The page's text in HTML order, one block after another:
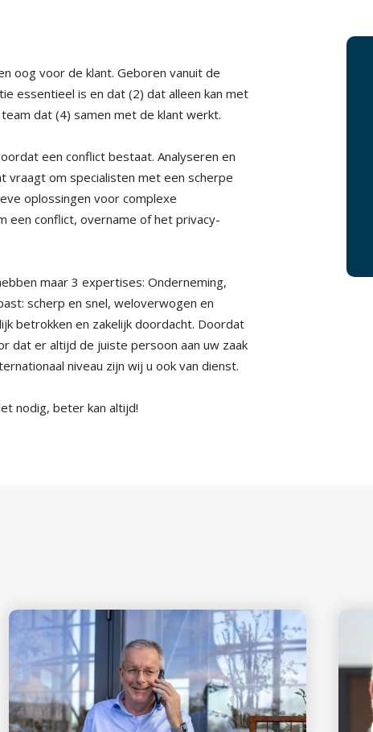
oog voor de klant. Geboren vanuit de
essentieel is en dat (2) dat alleen kan met
dat (4) samen met de klant werkt.
een conflict bestaat. Analyseren en
vraagt om specialisten met een scherpe
oplossingen voor complexe
een conflict, overname of het privacy-
maar 3 expertises: Onderneming,
scherp en snel, weloverwogen en
betrokken en zakelijk doordacht. Doordat
dat er altijd de juiste persoon aan uw zaak
niveau zijn wij u ook van dienst.
nodig, beter kan altijd!